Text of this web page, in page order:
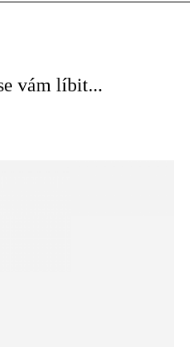
vám líbit...